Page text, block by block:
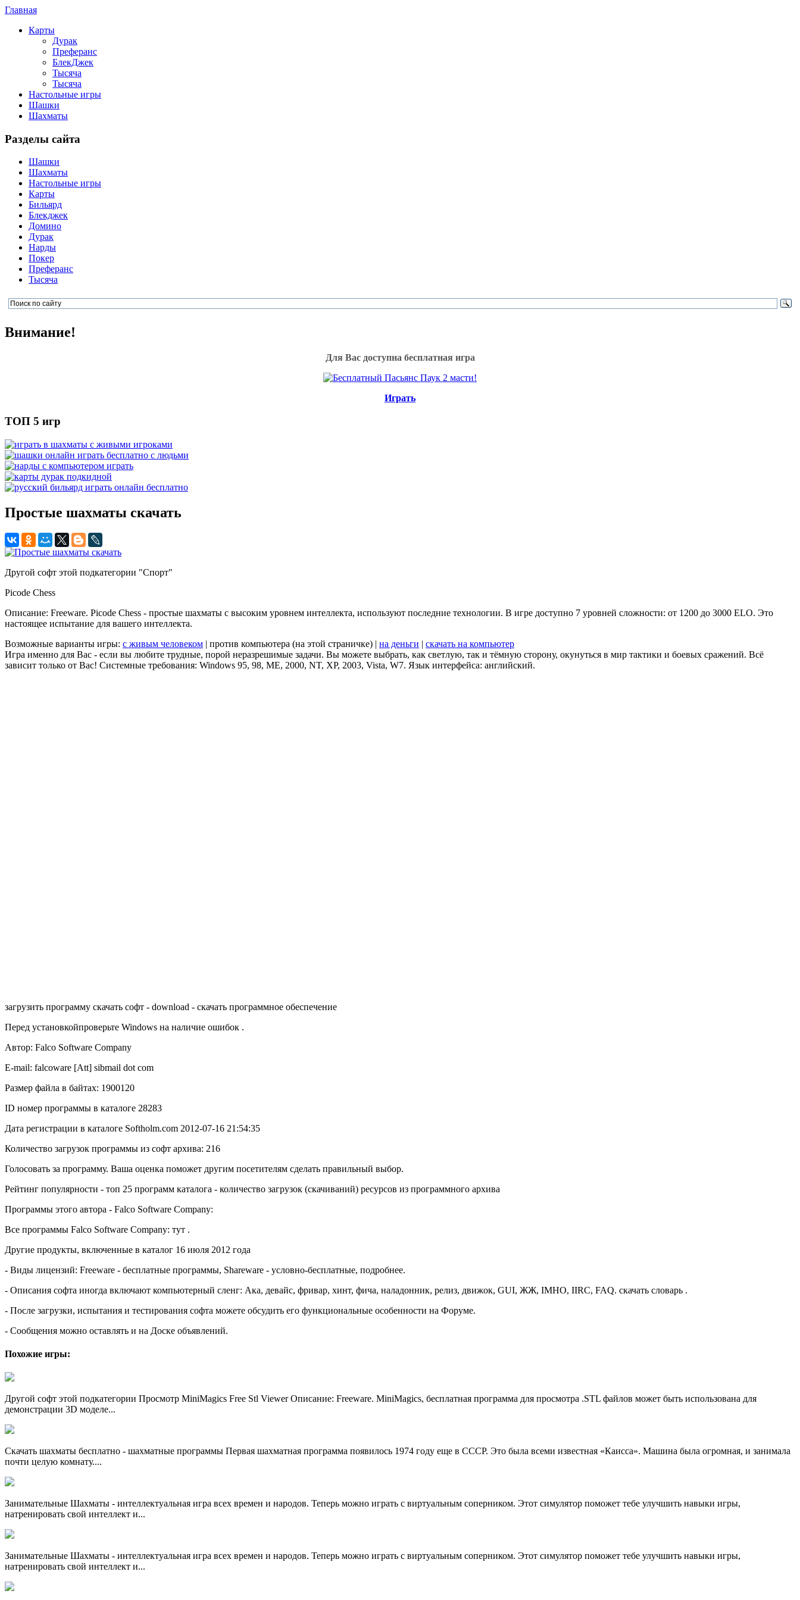
Главная
Карты
Дурак
Преферанс
БлекДжек
Тысяча
Тысяча
Настольные игры
Шашки
Шахматы
Разделы сайта
Шашки
Шахматы
Настольные игры
Карты
Бильярд
Блекджек
Домино
Дурак
Нарды
Покер
Преферанс
Тысяча
Внимание!
Для Вас доступна бесплатная игра
Играть
ТОП 5 игр
Простые шахматы скачать
Другой софт этой подкатегории "Спорт"
Picode Chess
Описание: Freeware. Picode Chess - простые шахматы с высоким уровнем интеллекта, используют последние технологии. В игре доступно 7 уровней сложности: от 1200 до 3000 ELO. Это
настоящее испытание для вашего интеллекта.
Возможные варианты игры: с живым человеком | против компьютера (на этой страничке) | на деньги | скачать на компьютер
Игра именно для Вас - если вы любите трудные, порой неразрешимые задачи. Вы можете выбрать, как светлую, так и тёмную сторону, окунуться в мир тактики и боевых сражений. Всё
зависит только от Вас! Системные требования: Windows 95, 98, ME, 2000, NT, XP, 2003, Vista, W7. Язык интерфейса: английский.
загрузить программу скачать софт - download - скачать программное обеспечение
Перед установкойпроверьте Windows на наличие ошибок .
Автор: Falco Software Company
E-mail: falcoware [Att] sibmail dot com
Размер файла в байтах: 1900120
ID номер программы в каталоге 28283
Дата регистрации в каталоге Softholm.com 2012-07-16 21:54:35
Количество загрузок программы из софт архива: 216
Голосовать за программу. Ваша оценка поможет другим посетителям сделать правильный выбор.
Рейтинг популярности - топ 25 программ каталога - количество загрузок (скачиваний) ресурсов из программного архива
Программы этого автора - Falco Software Company:
Все программы Falco Software Company: тут .
Другие продукты, включенные в каталог 16 июля 2012 года
- Виды лицензий: Freeware - бесплатные программы, Shareware - условно-бесплатные, подробнее.
- Описания софта иногда включают компьютерный сленг: Ака, девайс, фривар, хинт, фича, наладонник, релиз, движок, GUI, ЖЖ, IMHO, IIRC, FAQ. скачать словарь .
- После загрузки, испытания и тестирования софта можете обсудить его функциональные особенности на Форуме.
- Сообщения можно оставлять и на Доске объявлений.
Похожие игры:
Другой софт этой подкатегории Просмотр MiniMagics Free Stl Viewer Описание: Freeware. MiniMagics, бесплатная программа для просмотра .STL файлов может быть использована для
демонстрации 3D моделе...
Скачать шахматы бесплатно - шахматные программы Первая шахматная программа появилось 1974 году еще в СССР. Это была всеми известная «Каисса». Машина была огромная, и занимала
почти целую комнату....
Занимательные Шахматы - интеллектуальная игра всех времен и народов. Теперь можно играть с виртуальным соперником. Этот симулятор поможет тебе улучшить навыки игры,
натренировать свой интеллект и...
Занимательные Шахматы - интеллектуальная игра всех времен и народов. Теперь можно играть с виртуальным соперником. Этот симулятор поможет тебе улучшить навыки игры,
натренировать свой интеллект и...